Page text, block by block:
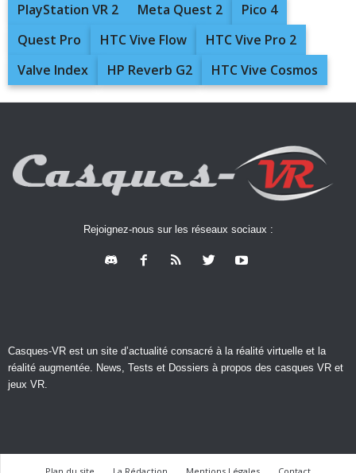
PlayStation VR 2
Meta Quest 2
Pico 4
Quest Pro
HTC Vive Flow
HTC Vive Pro 2
Valve Index
HP Reverb G2 HTC Vive Cosmos
Rejoignez-nous sur les réseaux sociaux :
Casques-VR est un site d’actualité consacré à la réalité virtuelle et la
réalité augmentée. News, Tests et Dossiers à propos des casques VR et
jeux VR.